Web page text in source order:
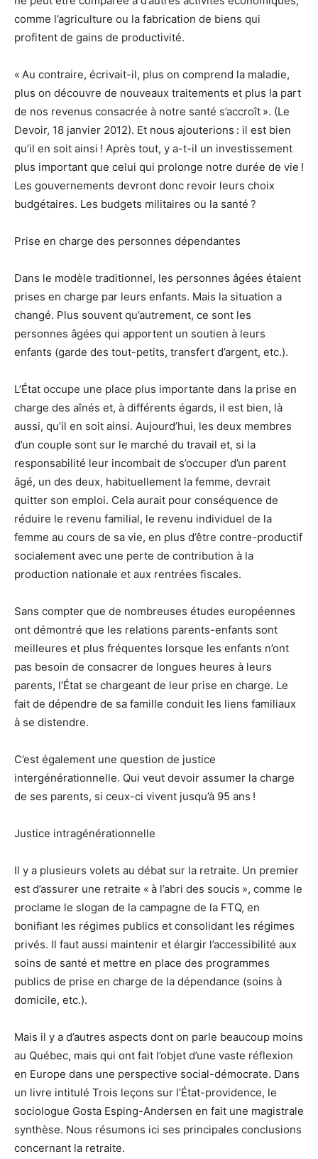
comme l’agriculture ou la fabrication de biens qui
profitent de gains de productivité.
« Au contraire, écrivait-il, plus on comprend la maladie,
plus on découvre de nouveaux traitements et plus la part
de nos revenus consacrée à notre santé s’accroît ». (Le
Devoir, 18 janvier 2012). Et nous ajouterions : il est bien
qu’il en soit ainsi ! Après tout, y a-t-il un investissement
plus important que celui qui prolonge notre durée de vie !
Les gouvernements devront donc revoir leurs choix
budgétaires. Les budgets militaires ou la santé ?
Prise en charge des personnes dépendantes
Dans le modèle traditionnel, les personnes âgées étaient
prises en charge par leurs enfants. Mais la situation a
changé. Plus souvent qu’autrement, ce sont les
personnes âgées qui apportent un soutien à leurs
enfants (garde des tout-petits, transfert d’argent, etc.).
L’État occupe une place plus importante dans la prise en
charge des aînés et, à différents égards, il est bien, là
aussi, qu’il en soit ainsi. Aujourd’hui, les deux membres
d’un couple sont sur le marché du travail et, si la
responsabilité leur incombait de s’occuper d’un parent
âgé, un des deux, habituellement la femme, devrait
quitter son emploi. Cela aurait pour conséquence de
réduire le revenu familial, le revenu individuel de la
femme au cours de sa vie, en plus d’être contre-productif
socialement avec une perte de contribution à la
production nationale et aux rentrées fiscales.
Sans compter que de nombreuses études européennes
ont démontré que les relations parents-enfants sont
meilleures et plus fréquentes lorsque les enfants n’ont
pas besoin de consacrer de longues heures à leurs
parents, l’État se chargeant de leur prise en charge. Le
fait de dépendre de sa famille conduit les liens familiaux
à se distendre.
C’est également une question de justice
intergénérationnelle. Qui veut devoir assumer la charge
de ses parents, si ceux-ci vivent jusqu’à 95 ans !
Justice intragénérationnelle
Il y a plusieurs volets au débat sur la retraite. Un premier
est d’assurer une retraite « à l’abri des soucis », comme le
proclame le slogan de la campagne de la FTQ, en
bonifiant les régimes publics et consolidant les régimes
privés. Il faut aussi maintenir et élargir l’accessibilité aux
soins de santé et mettre en place des programmes
publics de prise en charge de la dépendance (soins à
domicile, etc.).
Mais il y a d’autres aspects dont on parle beaucoup moins
au Québec, mais qui ont fait l’objet d’une vaste réflexion
en Europe dans une perspective social-démocrate. Dans
un livre intitulé Trois leçons sur l’État-providence, le
sociologue Gosta Esping-Andersen en fait une magistrale
synthèse. Nous résumons ici ses principales conclusions
concernant la retraite.